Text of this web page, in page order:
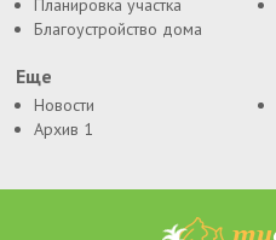
Планировка участка
Благоустройство дома
Еще
Новости
Архив 1